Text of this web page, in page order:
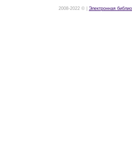
2008-2022 © | Электронная